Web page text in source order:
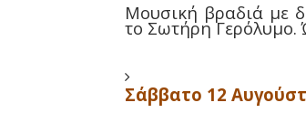
Μουσική βραδιά με
το Σωτήρη Γερόλυμο.
Σάββατο 12